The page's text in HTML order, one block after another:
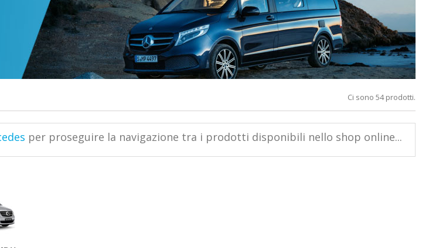
Ci sono 54 prodotti.
per proseguire la navigazione tra i prodotti disponibili nello shop online...